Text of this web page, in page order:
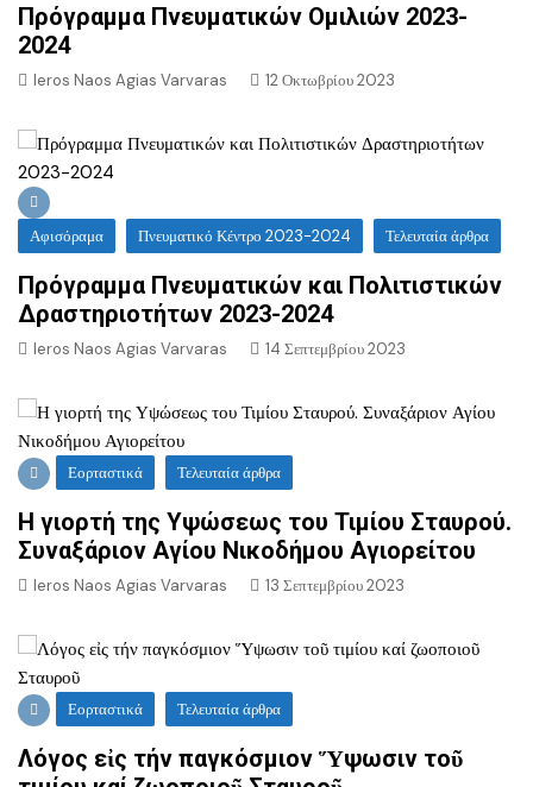
Πρόγραμμα Πνευματικών Ομιλιών 2023-
2024
Ieros Naos Agias Varvaras 12 Οκτωβρίου 2023
Αφισόραμα Πνευματικό Κέντρο 2023-2024 Τελευταία άρθρα
Πρόγραμμα Πνευματικών και Πολιτιστικών
Δραστηριοτήτων 2023-2024
Ieros Naos Agias Varvaras 14 Σεπτεμβρίου 2023
Εορταστικά Τελευταία άρθρα
Η γιορτή της Υψώσεως του Τιμίου Σταυρού.
Συναξάριον Αγίου Νικοδήμου Αγιορείτου
Ieros Naos Agias Varvaras 13 Σεπτεμβρίου 2023
Εορταστικά Τελευταία άρθρα
Λόγος εἰς τήν παγκόσμιον Ὕψωσιν τοῦ